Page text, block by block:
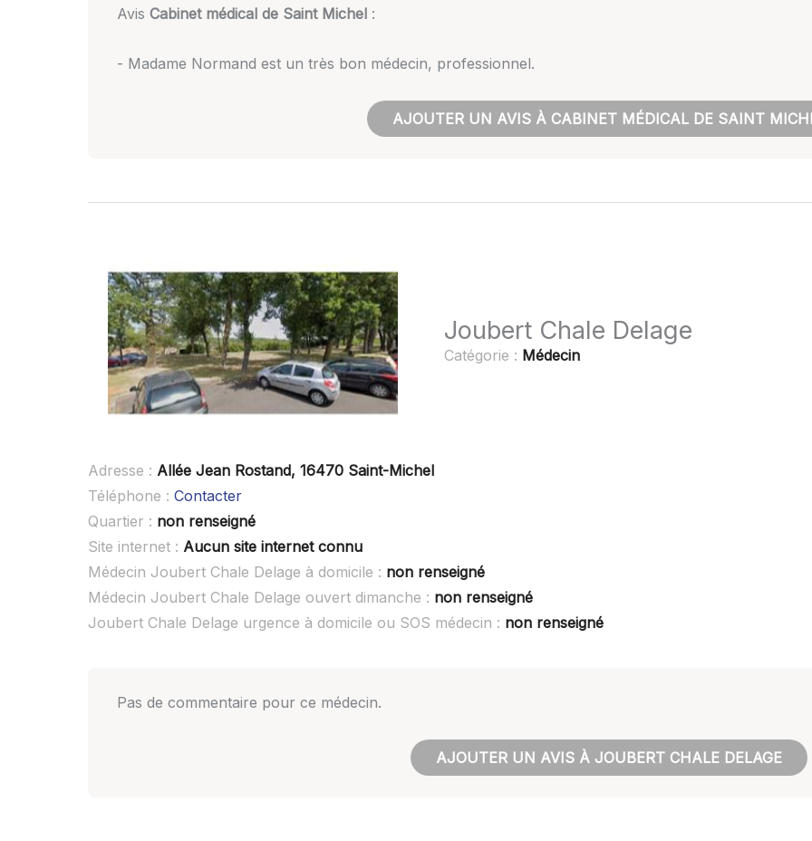
Avis Cabinet médical de Saint Michel :
- Madame Normand est un très bon médecin, professionnel.
AJOUTER UN AVIS À CABINET MÉDICAL DE SAINT
Joubert Chale Delage
Catégorie : Médecin
Adresse : Allée Jean Rostand, 16470 Saint-Michel
Téléphone : Contacter
Quartier : non renseigné
Site internet : Aucun site internet connu
Médecin Joubert Chale Delage à domicile : non renseigné
Médecin Joubert Chale Delage ouvert dimanche : non renseigné
Joubert Chale Delage urgence à domicile ou SOS médecin : non renseigné
Pas de commentaire pour ce médecin.
AJOUTER UN AVIS À JOUBERT CHALE DELAGE